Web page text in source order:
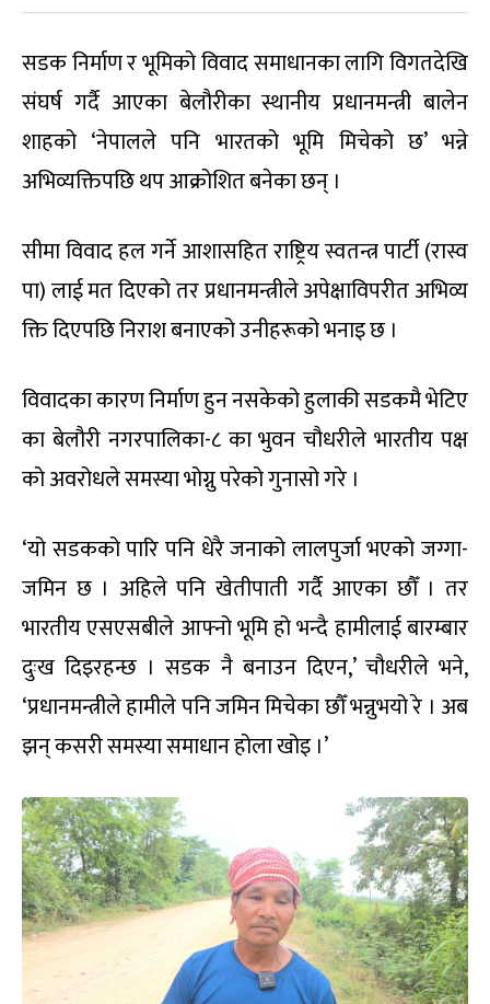
सडक निर्माण र भूमिको विवाद समाधानका लागि विगतदेखि
संघर्ष गर्दै आएका बेलौरीका स्थानीय प्रधानमन्त्री बालेन
शाहको ‘नेपालले पनि भारतको भूमि मिचेको छ’ भन्ने
अभिव्यक्तिपछि थप आक्रोशित बनेका छन् ।
सीमा विवाद हल गर्ने आशासहित राष्ट्रिय स्वतन्त्र पार्टी (रास्व
पा) लाई मत दिएको तर प्रधानमन्त्रीले अपेक्षाविपरीत अभिव्य
क्ति दिएपछि निराश बनाएको उनीहरूको भनाइ छ ।
विवादका कारण निर्माण हुन नसकेको हुलाकी सडकमै भेटिए
का बेलौरी नगरपालिका-८ का भुवन चौधरीले भारतीय पक्ष
को अवरोधले समस्या भोग्नु परेको गुनासो गरे ।
‘यो सडकको पारि पनि धेरै जनाको लालपुर्जा भएको जग्गा-
जमिन छ । अहिले पनि खेतीपाती गर्दै आएका छौँ । तर
भारतीय एसएसबीले आफ्नो भूमि हो भन्दै हामीलाई बारम्बार
दुःख दिइरहन्छ । सडक नै बनाउन दिएन,’ चौधरीले भने,
‘प्रधानमन्त्रीले हामीले पनि जमिन मिचेका छौँ भन्नुभयो रे । अब
झन् कसरी समस्या समाधान होला खोइ ।’